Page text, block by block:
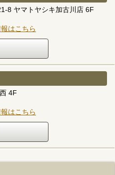
8 ヤマトヤシキ加古川店 6F
はこちら
4F
はこちら